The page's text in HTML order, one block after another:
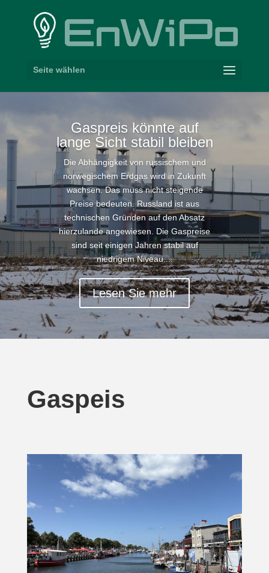
Seite wählen
Gaspreis könnte auf
lange Sicht stabil bleiben
Die Abhängigkeit von russischem und
norwegischem Erdgas wird in Zukunft
wachsen. Das muss nicht steigende
Preise bedeuten. Russland ist aus
technischen Gründen auf den Absatz
hierzulande angewiesen. Die Gaspreise
sind seit einigen Jahren stabil auf
niedrigem Niveau....
Lesen Sie mehr
Gaspeis